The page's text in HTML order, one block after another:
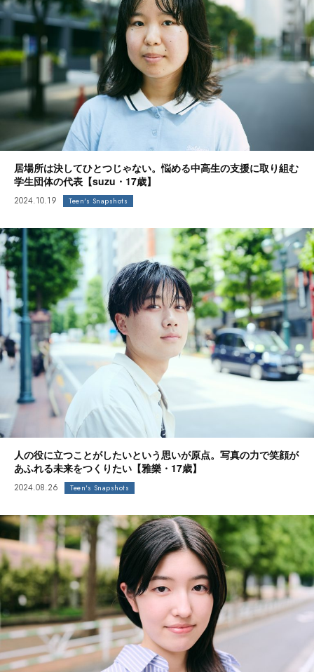
居場所は決してひとつじゃない。悩める中高生の支援に取り組む
学生団体の代表【suzu・17歳】
2024.10.19 Teen's Snapshots
人の役に立つことがしたいという思いが原点。写真の力で笑顔が
あふれる未来をつくりたい【雅樂・17歳】
2024.08.26 Teen's Snapshots